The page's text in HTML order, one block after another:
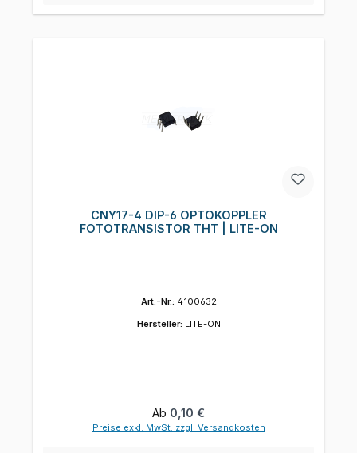
CNY17-4 DIP-6 OPTOKOPPLER
FOTOTRANSISTOR THT | LITE-ON
Art.-Nr.: 4100632
Hersteller: LITE-ON
Regulärer Preis:
Ab 0,10 €
Preise exkl. MwSt. zzgl. Versandkosten